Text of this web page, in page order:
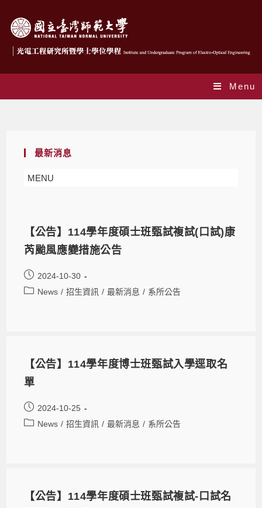
Menu
最新消息
MENU
【公告】114學年度碩士班甄試複試(口試)康
芮颱風應變措施公告
2024-10-30
News / 招生資訊 / 最新消息 / 系所公告
【公告】114學年度博士班甄試入學逕取名
單
2024-10-25
News / 招生資訊 / 最新消息 / 系所公告
【公告】114學年度碩士班甄試複試-口試名